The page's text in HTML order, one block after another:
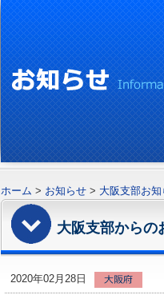
ホーム > お知らせ > 大阪支部お知
大阪支部から
2020年02月28日